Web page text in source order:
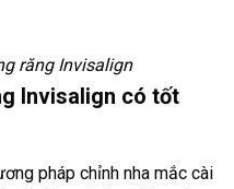
răng Invisalign
Invisalign có tốt
pháp chỉnh nha mắc cài